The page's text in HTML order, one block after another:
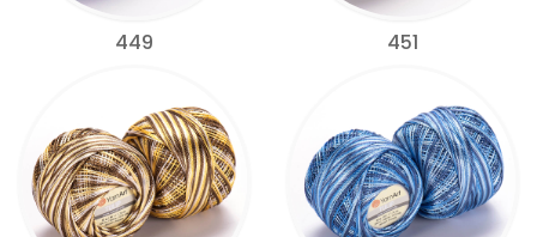
449 451